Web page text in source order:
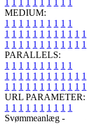
MEDIUM:
1 1 1 1 1 1 1 1 1 1
1 1 1 1 1 1 1 1 1 1 1 1
1 1 1 1 1 1 1 1 1 1 1 1
PARALLELS:
1 1 1 1 1 1 1 1 1 1
1 1 1 1 1 1 1 1 1 1 1 1
1 1 1 1 1 1 1 1 1 1 1 1
URL PARAMETER:
1 1 1 1 1 1 1 1 1 1
Svømmeanlæg -